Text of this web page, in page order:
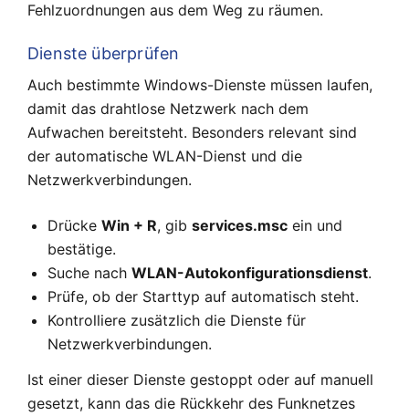
Fehlzuordnungen aus dem Weg zu räumen.
Dienste überprüfen
Auch bestimmte Windows-Dienste müssen laufen,
damit das drahtlose Netzwerk nach dem
Aufwachen bereitsteht. Besonders relevant sind
der automatische WLAN-Dienst und die
Netzwerkverbindungen.
DrückeWin + R, gibservices.msc ein und
bestätige.
Suche nachWLAN-Autokonfigurationsdienst.
Prüfe, ob der Starttyp auf automatisch steht.
Kontrolliere zusätzlich die Dienste für
Netzwerkverbindungen.
Ist einer dieser Dienste gestoppt oder auf manuell
gesetzt, kann das die Rückkehr des Funknetzes